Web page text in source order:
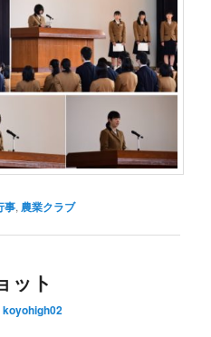
事, 農業クラブ
ット
koyohigh02